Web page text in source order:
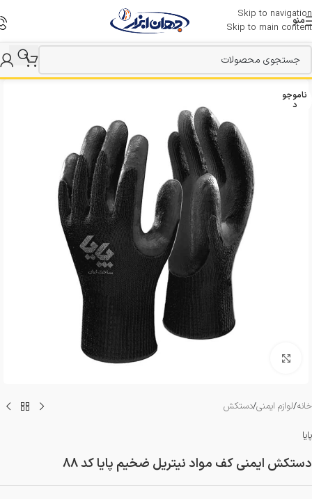
Skip to navigation
Skip to main content
منو
ناموجو
د
خانه/لوازم ایمنی/دستکش
پایا
دستکش ایمنی کف مواد نیتریل ضخیم پایا کد 88